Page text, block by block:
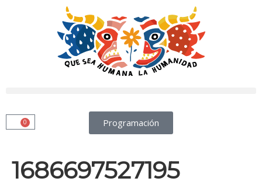
Programación
0
1686697527195